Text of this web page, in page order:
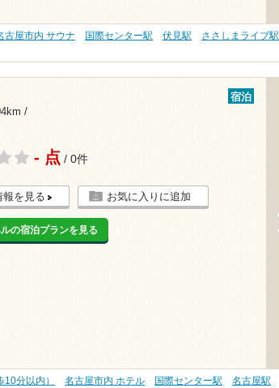
古屋市内 サウナ 国際センター駅 伏見駅
ささしまライブ駅
/
宿泊
- 点 / 0件
報を見る お気に入りに追加
の宿泊プランを見る
分以内） 名古屋市内 ホテル 国際センター駅
名古屋駅